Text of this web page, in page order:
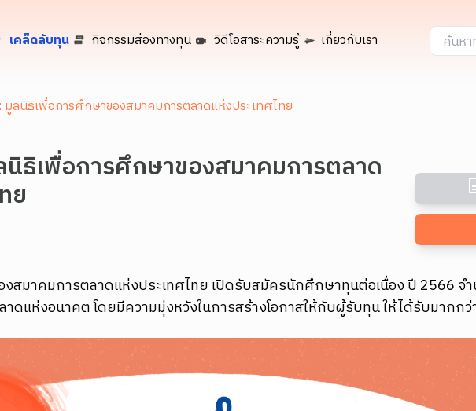
เคล็ดลับทุน กิจกรรมส่องทางทุน วิดีโอสาระความรู้ เกี่ยวกับเรา
ลนิธิเพื่อการศึกษาของสมาคมการตลาดแห่งประเทศไทย
นิธิเพื่อการศึกษาของสมาคมการตลาด
ย
สมาคมการตลาดแห่งประเทศไทย เปิดรับสมัครนักศึกษาทุนต่อเนื่อง ปี 2566 จ
ดแห่งอนาคต โดยมีความมุ่งหวังในการสร้างโอกาสให้กับผู้รับทุน ให้ได้รับมากกว่